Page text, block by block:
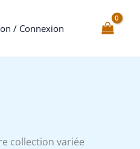
/ Connexion
collection variée